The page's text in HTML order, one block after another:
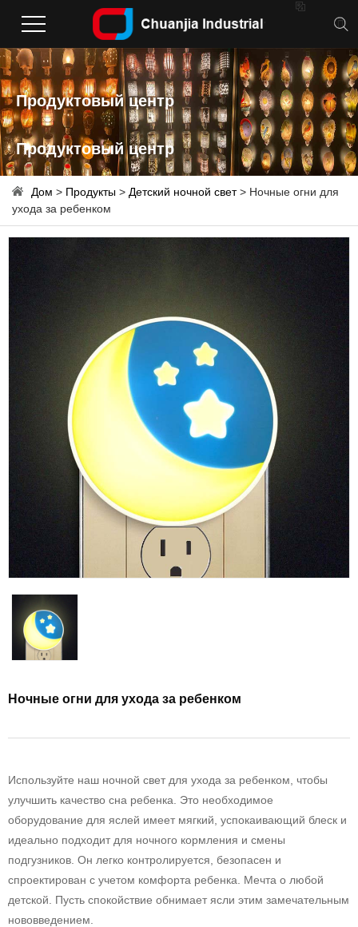

Продуктовый центр
Продуктовый центр
Дом > Продукты > Детский ночной свет> Ночные огни для
ухода за ребенком
Ночные огни для ухода за ребенком
Используйте наш ночной свет для ухода за ребенком, чтобы
улучшить качество сна ребенка. Это необходимое
оборудование для яслей имеет мягкий, успокаивающий блеск и
идеально подходит для ночного кормления и смены
подгузников. Он легко контролируется, безопасен и
спроектирован с учетом комфорта ребенка. Мечта о любой
детской. Пусть спокойствие обнимает ясли этим замечательным
нововведением.